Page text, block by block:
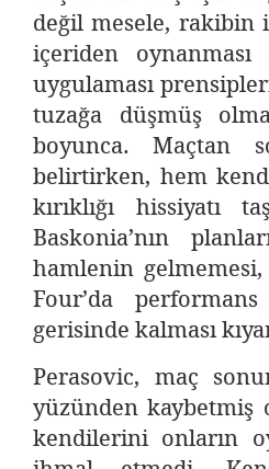
değil mesele, rakibin
içeriden
uygulaması
tuzağa düşmüş
boyunca. Maçtan
belirtirken, hem
kırıklığı
Baskonia’nın
hamlenin
Four’da
gerisinde kalması
Perasovic, maç
yüzünden kaybetmiş
kendilerini onların